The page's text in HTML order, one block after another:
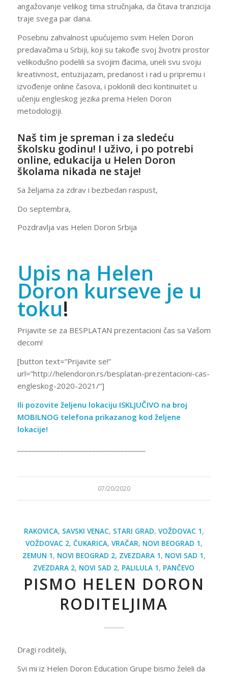
angažovanje velikog tima stručnjaka, da čitava tranzicija
traje svega par dana.
Posebnu zahvalnost upućujemo svim Helen Doron
predavačima u Srbiji, koji su takođe svoj životni prostor
velikodušno podelili sa svojim đacima, uneli svu svoju
kreativnost, entuzijazam, predanost i rad u pripremu i
izvođenje online časova, i poklonili deci kontinuitet u
učenju engleskog jezika prema Helen Doron
metodologiji.
Naš tim je spreman i za sledeću
školsku godinu! I uživo, i po potrebi
online, edukacija u Helen Doron
školama nikada ne staje!
Sa željama za zdrav i bezbedan raspust,
Do septembra,
Pozdravlja vas Helen Doron Srbija
Upis na Helen
Doron kurseve je u
toku!
Prijavite se za BESPLATAN prezentacioni čas sa Vašom
decom!
[button text=”Prijavite se!”
url=”http://helendoron.rs/besplatan-prezentacioni-cas-
engleskog-2020-2021/”]
Ili pozovite željenu lokaciju ISKLJUČIVO na broj
MOBILNOG telefona prikazanog kod željene
lokacije!
07/20/2020
RAKOVICA, SAVSKI VENAC, STARI GRAD, VOŽDOVAC 1,
VOŽDOVAC 2, ČUKARICA, VRAČAR, NOVI BEOGRAD 1,
ZEMUN 1, NOVI BEOGRAD 2, ZVEZDARA 1, NOVI SAD 1,
ZVEZDARA 2, NOVI SAD 2, PALILULA 1, PANČEVO
PISMO HELEN DORON
RODITELJIMA
Dragi roditelji,
Svi mi iz Helen Doron Education Grupe bismo želeli da